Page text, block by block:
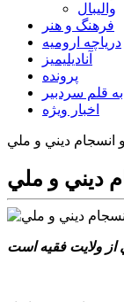
والیبال
فرهنگ و هنر
دریاچه ارومیه
آنادیلیمیز
پرونده
به قلم سردبیر
اخبار ویژه
انسجام ديني و ملي
ديني و ملي